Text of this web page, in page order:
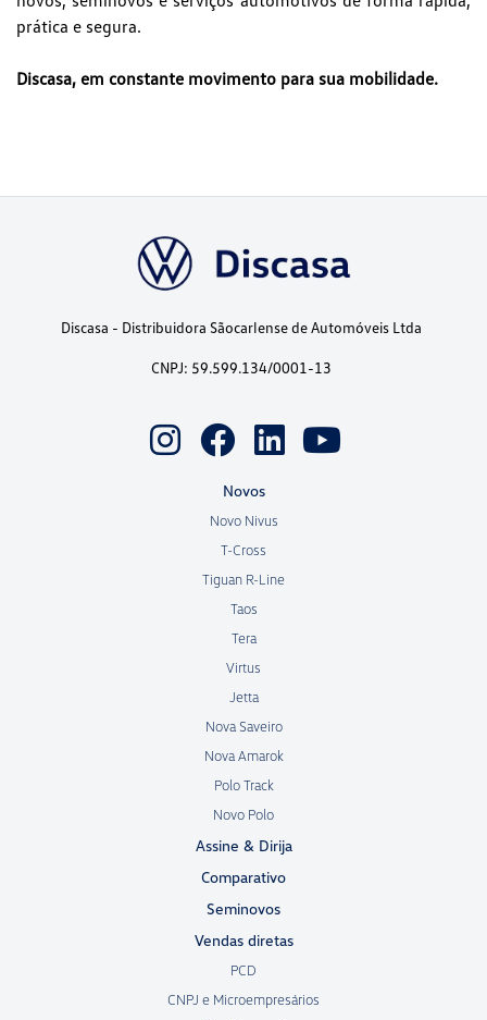
prática e segura.
Discasa, em constante movimento para sua mobilidade.
Discasa - Distribuidora Sãocarlense de Automóveis Ltda
CNPJ: 59.599.134/0001-13
Novos
Novo Nivus
T-Cross
Tiguan R-Line
Taos
Tera
Virtus
Jetta
Nova Saveiro
Nova Amarok
Polo Track
Novo Polo
Assine & Dirija
Comparativo
Seminovos
Vendas diretas
PCD
CNPJ e Microempresários